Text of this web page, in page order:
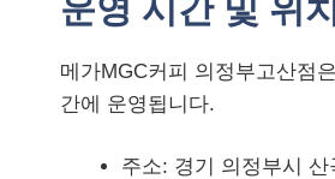
운영 시간 및 위치
메가MGC커피 의정부고산점
간에 운영됩니다.
주소: 경기 의정부시 산